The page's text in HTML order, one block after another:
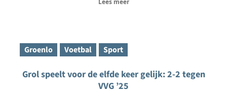
Groenlo Voetbal Sport
Grol speelt voor de elfde keer gelijk: 2-2 tegen
VVG ’25